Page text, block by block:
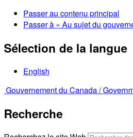
Passer au contenu principal
Passer à « Au sujet du
Sélection de la langue
English
Gouvernement du Canada /
Recherche